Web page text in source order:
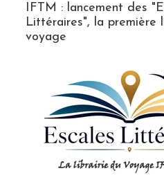
IFTM : lancement des
Littéraires", la première
voyage